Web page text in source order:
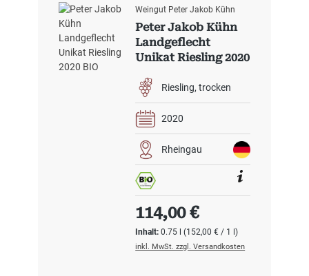
Weingut Peter Jakob Kühn
Peter Jakob Kühn
Landgeflecht
Unikat Riesling 2020
Riesling trocken
2020
Rheingau
Inhalt:0.75 l(152,00 € / 1 l)
Regulärer Preis:
114,00 €
inkl. MwSt. zzgl. Versandkosten